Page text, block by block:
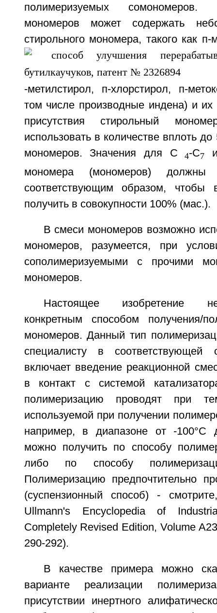
полимеризуемых
мономеров может содержать
стирольного мономера, такого как п-
-метилстирол, п-хлорстирол, п-
том числе производные индена) и
присутствия стирольный
использовать в количестве вплоть
мономеров. Значения для С 4-С7
мономера (мономеров)
соответствующим образом, чтобы
получить в совокупности 100% (мас.).
В смеси мономеров возможно
мономеров, разумеется, при
сополимеризуемыми с прочими
мономеров.
Настоящее изобретение
конкретным способом получения/
мономеров. Данный тип
специалисту в
включает введение реакционной
в контакт с системой
полимеризацию проводят при
используемой при получении
например, в диапазоне от -100°С
можно получить по способу
либо по способу
Полимеризацию предпочтительно
(суспензионный способ) -
Ullmann's Encyclopedia of
Completely Revised Edition, Volume
290-292).
В качестве примера можно
варианте реализации
присутствии инертного